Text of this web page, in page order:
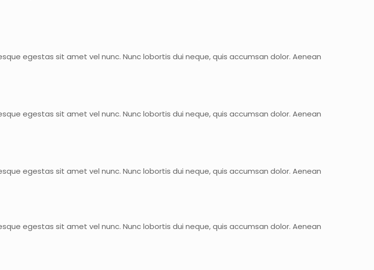
egestas sit amet vel nunc. Nunc lobortis dui neque, quis accumsan dolor. Aenean
egestas sit amet vel nunc. Nunc lobortis dui neque, quis accumsan dolor. Aenean
egestas sit amet vel nunc. Nunc lobortis dui neque, quis accumsan dolor. Aenean
egestas sit amet vel nunc. Nunc lobortis dui neque, quis accumsan dolor. Aenean